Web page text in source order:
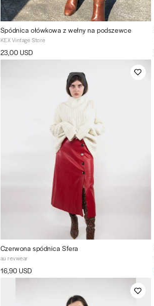
Spódnica ołówkowa z wełny na podszewce
KEX Vintage Store
23,00 USD
Czerwona spódnica Sfera
au revwear
16,90 USD